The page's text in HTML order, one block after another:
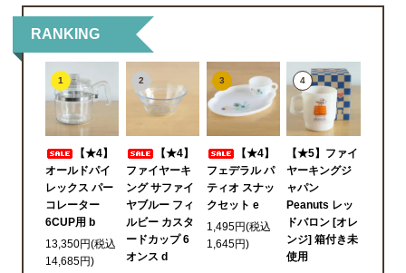
RANKING
1
【★4】
オールドパイ
レックス パー
コレーター
6CUP用 b
13,350円(税込
14,685円)
2
【★4】
ファイヤーキ
ング サファイ
ヤブルー フィ
ルビー カスタ
ードカップ 6
オンス d
3
【★4】
フェデラル パ
ティオ スナッ
クセット e
1,495円(税込
1,645円)
4
【★5】ファイ
ヤーキングジ
ャパン
Peanuts レッ
ドバロン [オレ
ンジ] 箱付き未
使用